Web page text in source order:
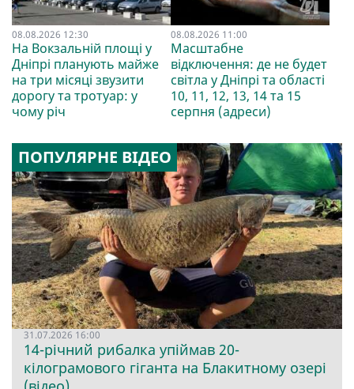
08.08.2026 12:30
На Вокзальній площі у
Дніпрі планують майже
на три місяці звузити
дорогу та тротуар: у
чому річ
08.08.2026 11:00
Масштабне
відключення: де не будет
світла у Дніпрі та області
10, 11, 12, 13, 14 та 15
серпня (адреси)
ПОПУЛЯРНЕ ВІДЕО
31.07.2026 16:00
14-річний рибалка упіймав 20-
кілограмового гіганта на Блакитному озері